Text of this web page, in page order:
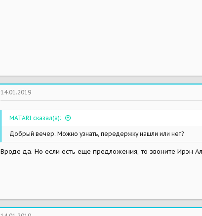
14.01.2019
MATARI сказал(а):
Добрый вечер. Можно узнать, передержку нашли или нет?
Вроде да. Но если есть еще предложения, то звоните Ирэн